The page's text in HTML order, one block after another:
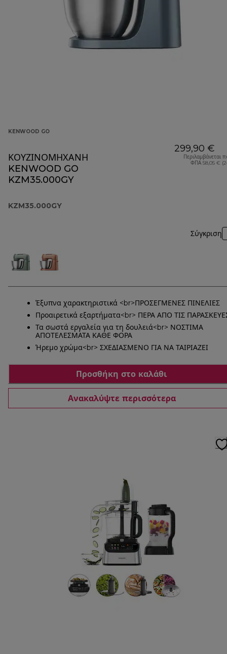
KENWOOD GO
ΚΟΥΖΙΝΟΜΗΧΑΝΗ
KENWOOD GO
KZM35.000GY
KZM35.000GY
299,90 €
Περιλαμβάνεται
ΦΠΑ 58,05 €
Σύγκριση
Έξυπνα χαρακτηριστικά <br>ΠΡΟΣΕΓΜΕΝΕΣ ΠΙΝΕΛΙΕΣ
Προαιρετικά εξαρτήματα<br> ΠΕΡΑ ΑΠΟ ΤΙΣ
Τα σωστά εργαλεία για τη δουλειά<br> ΝΟΣΤΙΜΑ
ΑΠΟΤΕΛΕΣΜΑΤΑ ΚΑΘΕ ΦΟΡΑ
Ήρεμο χρώμα<br> ΣΧΕΔΙΑΣΜΕΝΟ ΓΙΑ ΝΑ ΤΑΙΡΙΑΖΕΙ
Προσθήκη στο καλάθι
Ανακαλύψτε περισσότερα